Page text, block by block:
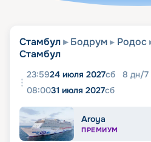
Стамбул Бодрум Родос
Стамбул
23:5924 июля 2027сб 8 дн/7
08:0031 июля 2027сб
Aroya
ПРЕМИУМ